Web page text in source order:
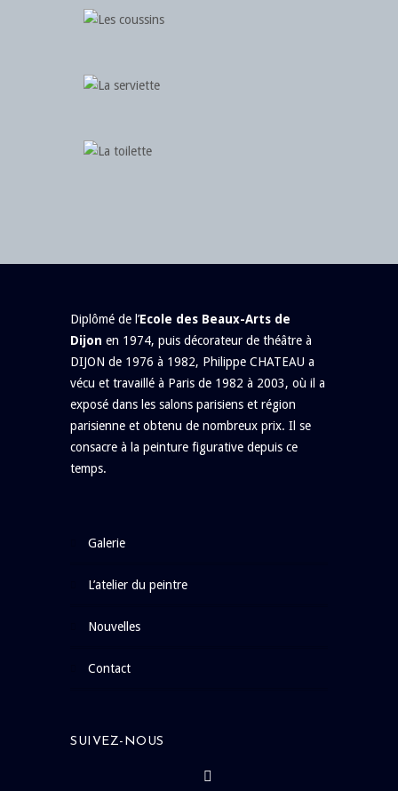
Diplômé de l’Ecole des Beaux-Arts de
Dijon en 1974, puis décorateur de théâtre à
DIJON de 1976 à 1982, Philippe CHATEAU a
vécu et travaillé à Paris de 1982 à 2003, où il a
exposé dans les salons parisiens et région
parisienne et obtenu de nombreux prix. Il se
consacre à la peinture figurative depuis ce
temps.
galerie
l’atelier du peintre
nouvelles
contact
SUIVEZ-NOUS